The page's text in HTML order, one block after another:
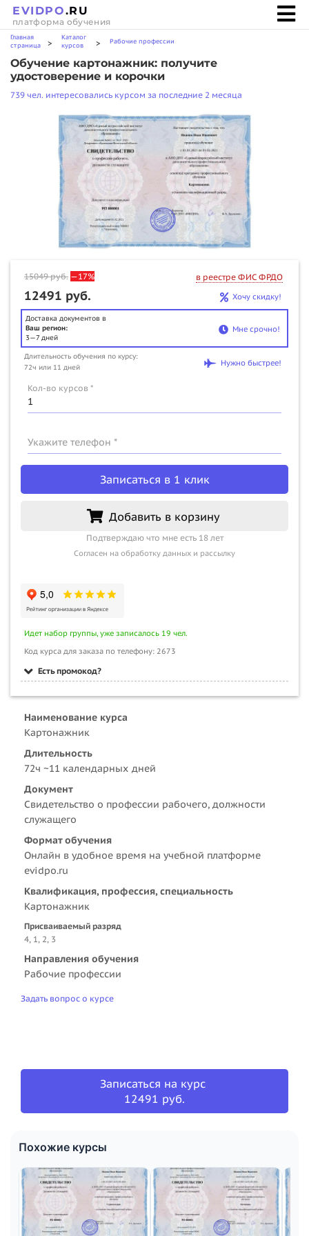
EVIDPO.RU
платформа обучения
Главная
страница
>
Каталог
курсов
> Рабочие профессии
Обучение картонажник: получите
удостоверение и корочки
739 чел. интересовались курсом за последние 2 месяца
15049руб. —17% в реестре ФИС ФРДО
12491 руб. Хочу скидку!
Доставка документов в
Ваш регион:
3—7 дней
Мне срочно!
Длительность обучения по курсу:
72ч или 11 дней
Нужно быстрее!
Кол-во курсов *
Укажите телефон *
Записаться в 1 клик
Добавить в корзину
Подтверждаю что мне есть 18 лет
Согласен на обработку данных и рассылку
Идет набор группы, уже записалось 19 чел.
Код курса для заказа по телефону: 2673
Есть промокод?
Наименование курса
Картонажник
Длительность
72ч ~11 календарных дней
Документ
Свидетельство о профессии рабочего, должности
служащего
Формат обучения
Онлайн в удобное время на учебной платформе
evidpo.ru
Квалификация, профессия, специальность
Картонажник
Присваиваемый разряд
4, 1, 2, 3
Направления обучения
Рабочие профессии
Задать вопрос о курсе
Записаться на курс
12491 руб.
Похожие курсы